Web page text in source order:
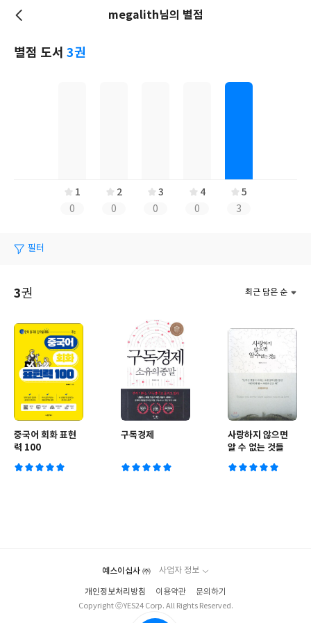
megalith님의 별점
별점 도서 3권
1
0
2
0
3
0
4
0
5
3
필터
최근 담은 순
3권
중국어 회화 표현
력 100
구독경제
사랑하지 않으면
알 수 없는 것들
예스이십사 ㈜ 사업자 정보
개인정보처리방침 이용약관
문의하기
Copyright ⓒYES24 Corp. All Rights Reserved.